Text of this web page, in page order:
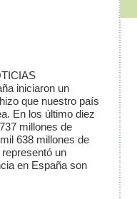
iniciaron un
que nuestro país
En los último diez
millones de
638 millones de
un
en España son